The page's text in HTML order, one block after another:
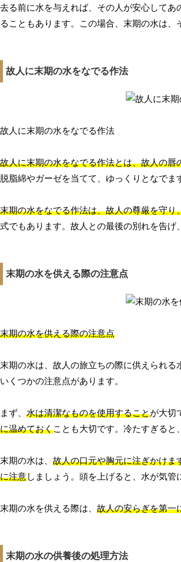
去る前に水を与えれば、その人が安心して
ることもあります。この場合、末期の水は、
故人に末期の水をなでる作法
故人に末期の水をなでる作法
故人に末期の水をなでる作法とは、故人の
脱脂綿やガーゼを当てて、ゆっくりとなでま
末期の水をなでる作法は、故人の尊厳を守
式でもあります。故人との最後の別れを告げ
末期の水を供える際の注意点
末期の水を供える際の注意点
末期の水は、故人の旅立ちの際に供えられ
いくつかの注意点があります。
まず、 水は清潔なものを使用することが大切
に温めておくことも大切です。冷たすぎると
末期の水は、 故人の口元や胸元に注ぎかけま
に注意しましょう。頭を上げると、水が気管
末期の水を供える際は、 故人の安らぎを第一
末期の水の供養後の処理方法